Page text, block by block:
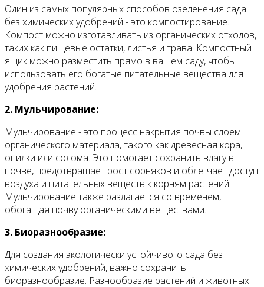
Один из самых популярных способов озеленения сада
без химических удобрений - это компостирование.
Компост можно изготавливать из органических отходов,
таких как пищевые остатки, листья и трава. Компостный
ящик можно разместить прямо в вашем саду, чтобы
использовать его богатые питательные вещества для
удобрения растений.
2. Мульчирование:
Мульчирование - это процесс накрытия почвы слоем
органического материала, такого как древесная кора,
опилки или солома. Это помогает сохранить влагу в
почве, предотвращает рост сорняков и облегчает доступ
воздуха и питательных веществ к корням растений.
Мульчирование также разлагается со временем,
обогащая почву органическими веществами.
3. Биоразнообразие:
Для создания экологически устойчивого сада без
химических удобрений, важно сохранить
биоразнообразие. Разнообразие растений и животных